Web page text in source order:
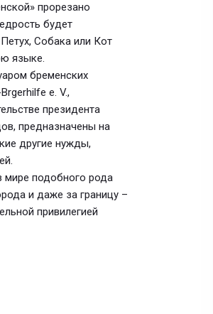
прорезано
будет
Собака или Кот
языке.
бременских
e. V.,
президента
предназначены на
другие нужды,
мире подобного рода
и даже за границу –
привилегией